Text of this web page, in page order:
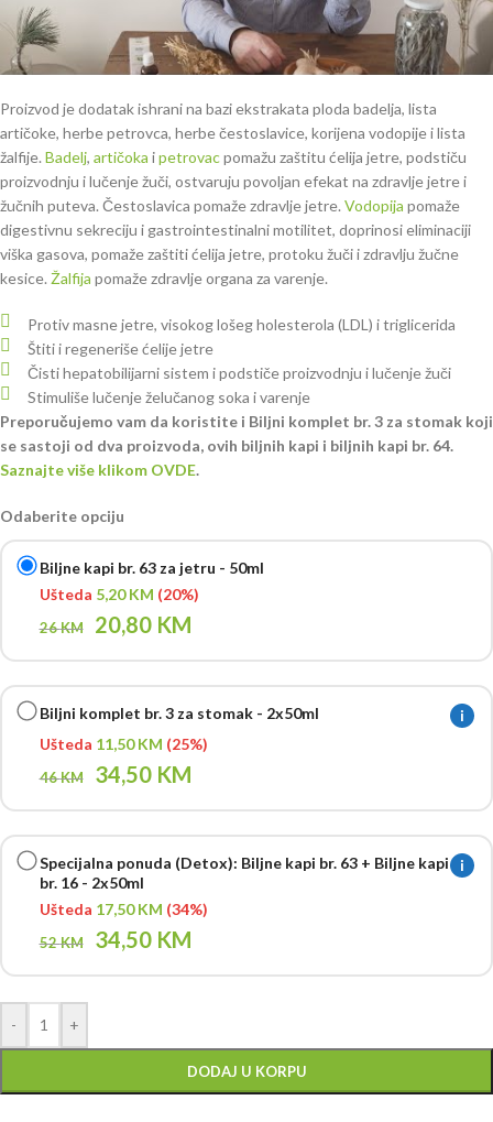
Proizvod je dodatak ishrani na bazi ekstrakata ploda badelja, lista
artičoke, herbe petrovca, herbe čestoslavice, korijena vodopije i lista
žalfije. Badelj, artičoka ipetrovacpomažu zaštitu ćelija jetre, podstiču
proizvodnju i lučenje žuči, ostvaruju povoljan efekat na zdravlje jetre i
žučnih puteva. Čestoslavica pomaže zdravlje jetre. Vodopija pomaže
digestivnu sekreciju i gastrointestinalni motilitet, doprinosi eliminaciji
viška gasova, pomaže zaštiti ćelija jetre, protoku žuči i zdravlju žučne
kesice. Žalfija pomaže zdravlje organa za varenje.
Protiv masne jetre, visokog lošeg holesterola (LDL) i triglicerida
Štiti i regeneriše ćelije jetre
Čisti hepatobilijarni sistem i podstiče proizvodnju i lučenje žuči
Stimuliše lučenje želučanog soka i varenje
Preporučujemo vam da koristite i Biljni komplet br. 3 za stomak koji
se sastoji od dva proizvoda, ovih biljnih kapi i biljnih kapi br. 64.
Saznajte više klikom OVDE.
Odaberite opciju
Biljne kapi br. 63 za jetru - 50ml
Ušteda 5,20KM (20%)
26KM 20,80 KM
Biljni komplet br. 3 za stomak - 2x50ml
i
Ušteda 11,50KM (25%)
46KM 34,50 KM
Specijalna ponuda (Detox): Biljne kapi br. 63 + Biljne kapi
br. 16 - 2x50ml
i
Ušteda 17,50KM (34%)
52KM 34,50 KM
- +
DODAJ U KORPU